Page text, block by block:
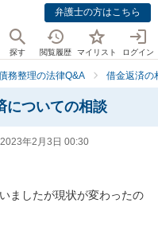
弁護士の方はこちら
探す 閲覧履歴 マイリスト ログイン
務整理の法律Q&A 借金返済の
についての相談
2023年2月3日 00:30
ましたが現状が変わったの